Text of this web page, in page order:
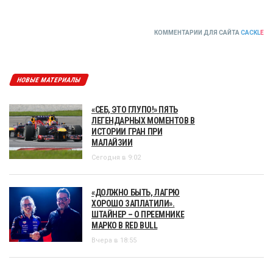
КОММЕНТАРИИ ДЛЯ САЙТА CACKLE
НОВЫЕ МАТЕРИАЛЫ
«СЕБ, ЭТО ГЛУПО!» ПЯТЬ
ЛЕГЕНДАРНЫХ МОМЕНТОВ В
ИСТОРИИ ГРАН ПРИ
МАЛАЙЗИИ
Сегодня в 9:02
«ДОЛЖНО БЫТЬ, ЛАГРЮ
ХОРОШО ЗАПЛАТИЛИ».
ШТАЙНЕР – О ПРЕЕМНИКЕ
МАРКО В RED BULL
Вчера в 18:55